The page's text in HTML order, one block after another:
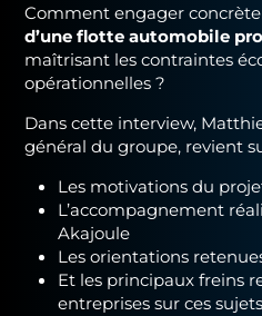
Comment engager
d’une flotte automobile
maîtrisant les contraintes
opérationnelles ?
Dans cette interview,
général du groupe, revient
Les motivations du
L’accompagnement
Akajoule
Les orientations
Et les principaux freins
entreprises sur ces sujets